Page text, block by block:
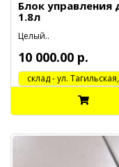
Блок управления
1.8л
Целый..
10 000.00 р.
cклад - ул.